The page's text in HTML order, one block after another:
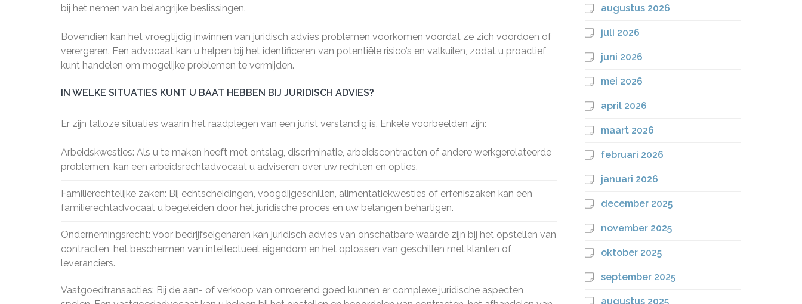
bij het nemen van belangrijke beslissingen.
Bovendien kan het vroegtijdig inwinnen van juridisch advies problemen voorkomen voordat ze zich voordoen of
verergeren. Een advocaat kan u helpen bij het identificeren van potentiële risico’s en valkuilen, zodat u proactief
kunt handelen om mogelijke problemen te vermijden.
IN WELKE SITUATIES KUNT U BAAT HEBBEN BIJ JURIDISCH ADVIES?
Er zijn talloze situaties waarin het raadplegen van een jurist verstandig is. Enkele voorbeelden zijn:
Arbeidskwesties: Als u te maken heeft met ontslag, discriminatie, arbeidscontracten of andere werkgerelateerde
problemen, kan een arbeidsrechtadvocaat u adviseren over uw rechten en opties.
Familierechtelijke zaken: Bij echtscheidingen, voogdijgeschillen, alimentatiekwesties of erfeniszaken kan een
familierechtadvocaat u begeleiden door het juridische proces en uw belangen behartigen.
Ondernemingsrecht: Voor bedrijfseigenaren kan juridisch advies van onschatbare waarde zijn bij het opstellen van
contracten, het beschermen van intellectueel eigendom en het oplossen van geschillen met klanten of
leveranciers.
Vastgoedtransacties: Bij de aan- of verkoop van onroerend goed kunnen er complexe juridische aspecten
augustus 2026
juli 2026
juni 2026
mei 2026
april 2026
maart 2026
februari 2026
januari 2026
december 2025
november 2025
oktober 2025
september 2025
augustus 2025